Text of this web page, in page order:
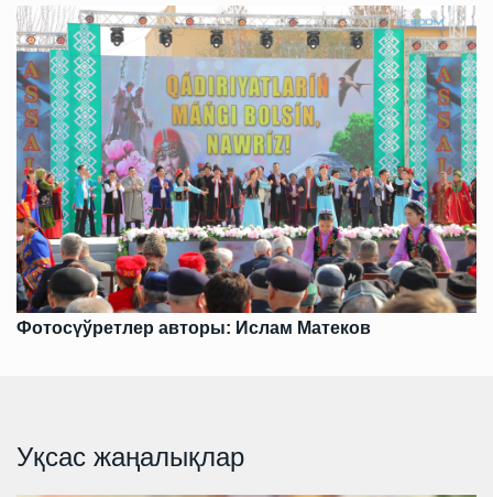
Фотосүўретлер авторы: Ислам Матеков
Уқсас жаңалықлар